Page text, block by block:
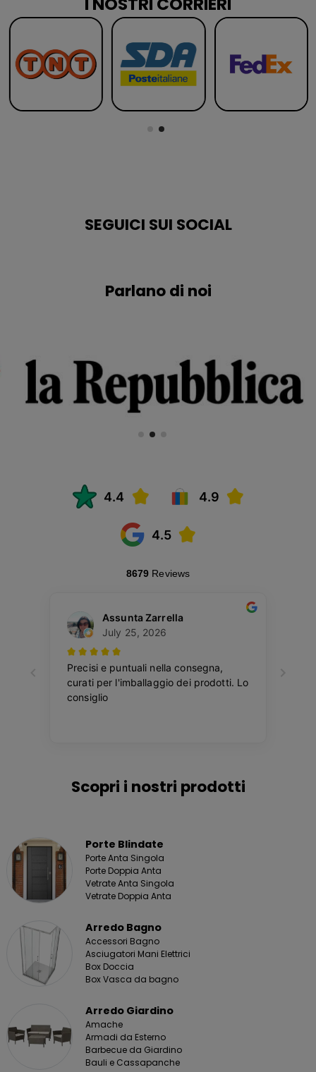
I NOSTRI CORRIERI
SEGUICI SUI SOCIAL
Parlano di noi
Scopri i nostri prodotti
Porte Blindate
Porte Anta Singola
Porte Doppia Anta
Vetrate Anta Singola
Vetrate Doppia Anta
Arredo Bagno
Accessori Bagno
Asciugatori Mani Elettrici
Box Doccia
Box Vasca da bagno
Arredo Giardino
Amache
Armadi da Esterno
Barbecue da Giardino
Bauli e Cassapanche